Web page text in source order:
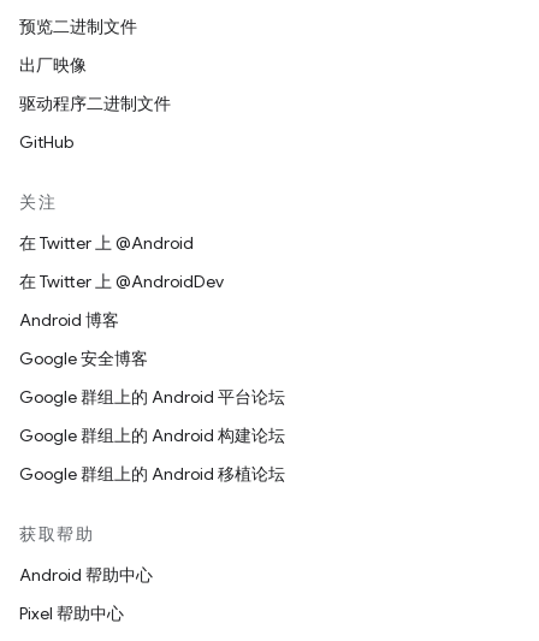
预览二进制文件
出厂映像
驱动程序二进制文件
GitHub
关注
在 Twitter 上 @Android
在 Twitter 上 @AndroidDev
Android 博客
Google 安全博客
Google 群组上的 Android 平台论坛
Google 群组上的 Android 构建论坛
Google 群组上的 Android 移植论坛
获取帮助
Android 帮助中心
Pixel 帮助中心